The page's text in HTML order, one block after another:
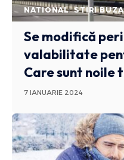
NATIONAL STIRI
Se modifică
valabilitate
Care sunt noile
7 IANUARIE 2024